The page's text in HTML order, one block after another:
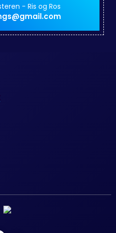
- Ris og Ros